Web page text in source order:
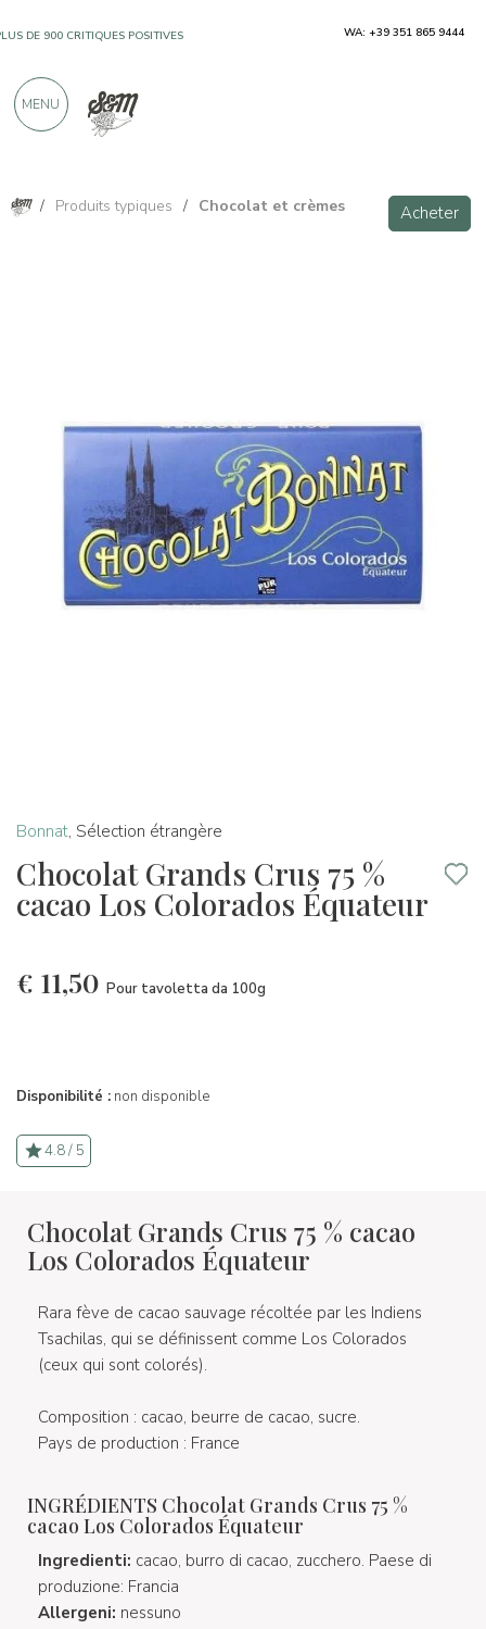
/ Produits typiques / Chocolat et crèmes Acheter
Bonnat, Sélection étrangère
Chocolat Grands Crus 75 %
cacao Los Colorados Équateur
€ 11,50 Pour tavoletta da 100g
Disponibilité : non disponible
4.8 / 5
Chocolat Grands Crus 75 % cacao
Los Colorados Équateur
Rara fève de cacao sauvage récoltée par les Indiens
Tsachilas, qui se définissent comme Los Colorados
(ceux qui sont colorés).
Composition : cacao, beurre de cacao, sucre.
Pays de production : France
INGRÉDIENTS Chocolat Grands Crus 75 %
cacao Los Colorados Équateur
Ingredienti: cacao, burro di cacao, zucchero. Paese di
produzione: Francia
Allergeni: nessuno
DE 900 CRITIQUES POSITIVES WA: +39 351 865 9444
MENU